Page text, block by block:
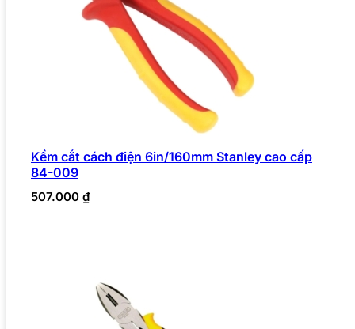
Kềm cắt cách điện 6in/160mm Stanley cao cấp
84-009
507.000 ₫